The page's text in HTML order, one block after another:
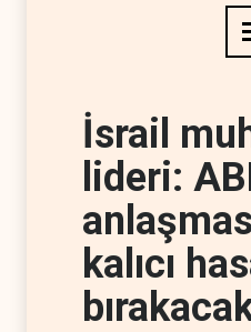
İsrail
lideri:
kalıcı